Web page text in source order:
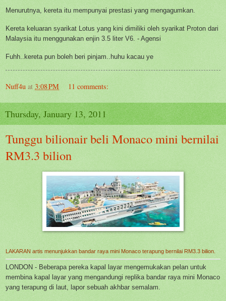
Menurutnya, kereta itu mempunyai prestasi yang mengagumkan.
Kereta keluaran syarikat Lotus yang kini dimiliki oleh syarikat Proton dari
Malaysia itu menggunakan enjin 3.5 liter V6. - Agensi
Fuhh..kereta pun boleh beri pinjam..huhu kacau ye
Nuff4u at 3:08 PM 11 comments:
Thursday, January 13, 2011
Tunggu bilionair beli Monaco mini bernilai
RM3.3 bilion
LAKARAN artis menunjukkan bandar raya mini Monaco terapung bernilai RM3.3 bilion.
LONDON - Beberapa pereka kapal layar mengemukakan pelan untuk
membina kapal layar yang mengandungi replika bandar raya mini Monaco
yang terapung di laut, lapor sebuah akhbar semalam.